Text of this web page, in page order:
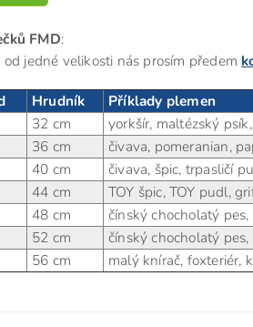
FMD:
jedné velikosti nás prosím předem
Hrudník
Příklady plemen
32 cm
yorkšír, maltézský
36 cm
čivava, pomeranian,
40 cm
čivava, špic, trpasličí
44 cm
TOY špic, TOY pudl,
48 cm
čínský chocholatý
52 cm
čínský chocholatý
56 cm malý knírač, foxteriér,